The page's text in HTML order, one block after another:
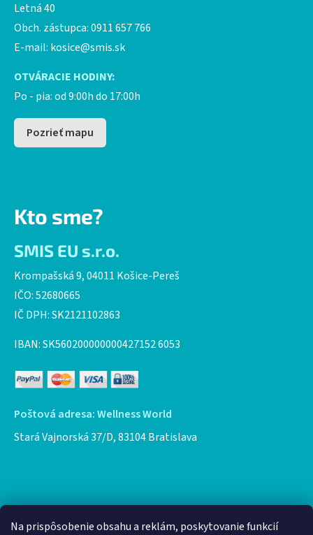
Na prispôsobenie obsahu a reklám, poskytovanie funkcií
Letná 40
Obch. zástupca: 0911 657 766
E-mail: kosice@smis.sk
OTVÁRACIE HODINY:
Po - pia: od 9:00h do 17:00h
Pozrieť mapu
Kto sme?
SMIS EU s.r.o.
Krompašská 9, 04011 Košice-Pereš
IČO: 52680665
IČ DPH: SK2121102863
IBAN: SK560200000000427152 6053
Poštová adresa: Wellness World
Stará Vajnorská 37/D, 83104 Bratislava
Facebook